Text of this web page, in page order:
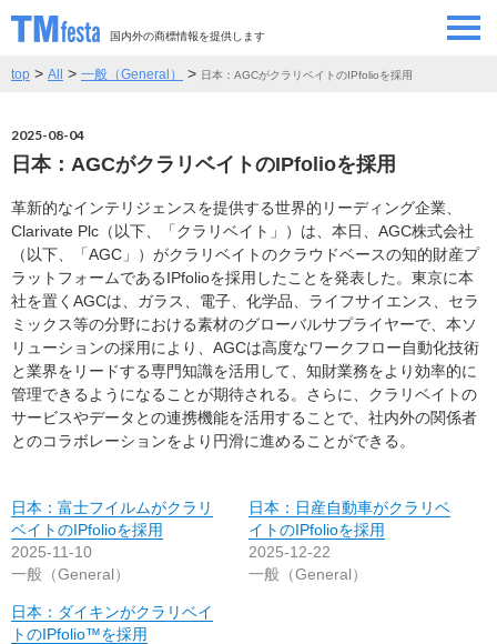
国内外の商標情報を提供します
SEMINAR/EVENT
ABOUT
情報提供者
CONTACT お問い合わせ
top > All > 一般（General） > 日本：AGCがクラリベイトのIPfolioを採用
2025-08-04
日本：AGCがクラリベイトのIPfolioを採用
革新的なインテリジェンスを提供する世界的リーディング企業、
Clarivate Plc（以下、「クラリベイト」）は、本日、AGC株式会社
（以下、「AGC」）がクラリベイトのクラウドベースの知的財産プ
ラットフォームであるIPfolioを採用したことを発表した。東京に本
社を置くAGCは、ガラス、電子、化学品、ライフサイエンス、セラ
ミックス等の分野における素材のグローバルサプライヤーで、本ソ
リューションの採用により、AGCは高度なワークフロー自動化技術
と業界をリードする専門知識を活用して、知財業務をより効率的に
管理できるようになることが期待される。さらに、クラリベイトの
サービスやデータとの連携機能を活用することで、社内外の関係者
とのコラボレーションをより円滑に進めることができる。
日本：富士フイルムがクラリ
ベイトのIPfolioを採用
2025-11-10
一般（General）
日本：日産自動車がクラリベ
イトのIPfolioを採用
2025-12-22
一般（General）
日本：ダイキンがクラリベイ
トのIPfolio™を採用